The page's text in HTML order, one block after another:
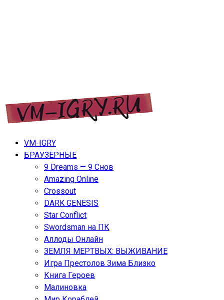
к
содержимому
VM-IGRY — игры дл ПК, ноутбуков, планшетов и
телефонов.
VM-IGRY
БРАУЗЕРНЫЕ
9 Dreams — 9 Снов
Amazing Online
Crossout
DARK GENESIS
Star Conflict
Swordsman на ПК
Аллоды Онлайн
ЗЕМЛЯ МЕРТВЫХ: ВЫЖИВАНИЕ
Игра Престолов Зима Близко
Книга Героев
Малиновка